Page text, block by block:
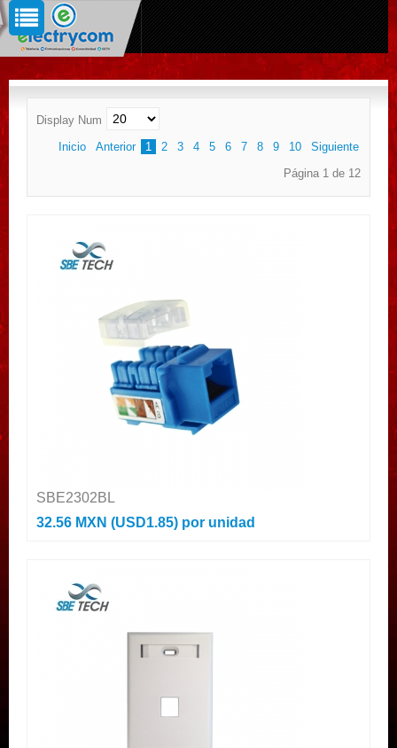
Display Num
Inicio
Anterior 1 2 3 4 5 6 7 8 9 10 Siguiente
Página 1 de 12
SBE2302BL
32.56 MXN (USD1.85) por unidad